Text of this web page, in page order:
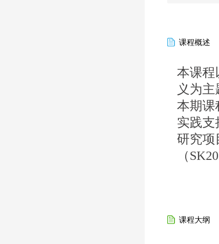
课程概述
本课程
义为
本期课
实践支
研究项
（
课程大纲